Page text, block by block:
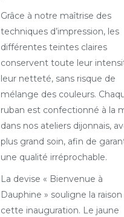
Grâce à notre maîtrise des
techniques d’impression, les
différentes teintes claires
conservent toute leur
leur netteté, sans risque de
mélange des couleurs.
ruban est confectionné à la
dans nos ateliers dijonnais,
plus grand soin, afin de
une qualité irréprochable.
La devise « Bienvenue à
Dauphine » souligne la
cette inauguration. Le jaune